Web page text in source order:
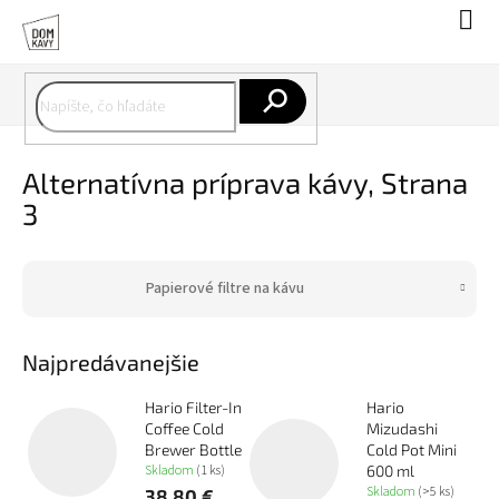
obsah
Alternatívna príprava kávy, Strana
3
Papierové filtre na kávu
Najpredávanejšie
Hario Filter-In
Coffee Cold
Brewer Bottle
Skladom (1 ks)
Hario
Mizudashi
Cold Pot Mini
600 ml
Skladom (>5 ks)